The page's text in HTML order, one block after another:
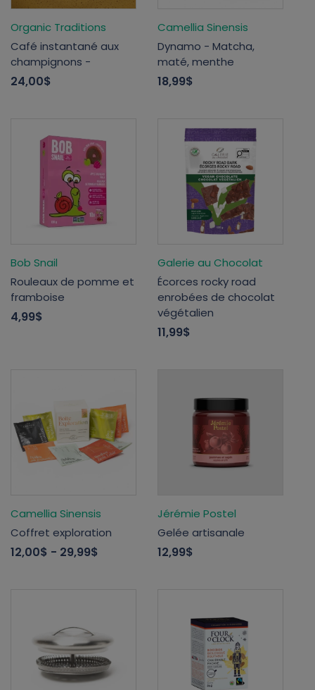
Organic Traditions
Café instantané aux
champignons -
24,00$
Camellia Sinensis
Dynamo - Matcha,
maté, menthe
18,99$
Bob Snail
Rouleaux de pomme et
framboise
4,99$
Galerie au Chocolat
Écorces rocky road
enrobées de chocolat
végétalien
11,99$
Camellia Sinensis
Coffret exploration
12,00$ - 29,99$
Jérémie Postel
Gelée artisanale
12,99$